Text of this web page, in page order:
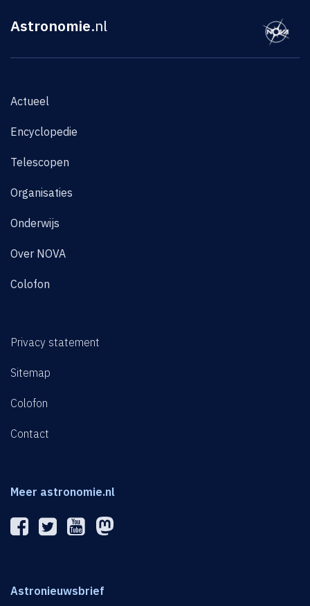
Astronomie.nl
Actueel
Encyclopedie
Telescopen
Organisaties
Onderwijs
Over NOVA
Colofon
Privacy statement
Sitemap
Colofon
Contact
Meer astronomie.nl
Astronieuwsbrief